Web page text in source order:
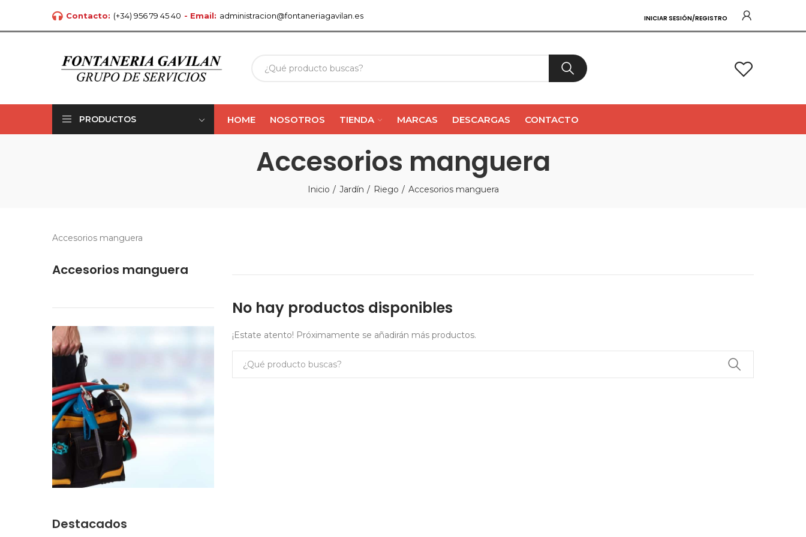
Contacto: (+34) 956 79 45 40 - Email: administracion@fontaneriagavilan.es INICIAR SESIÓN/REGISTRO
PRODUCTOS HOME NOSOTROS TIENDA MARCAS DESCARGAS CONTACTO
Accesorios manguera
Inicio Jardín Riego Accesorios manguera
Accesorios manguera
No hay productos disponibles
¡Estate atento! Próximamente se añadirán más productos.
Accesorios manguera
Destacados